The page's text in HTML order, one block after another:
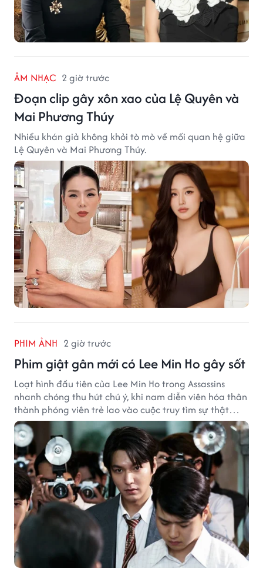
ÂM NHẠC 2 giờ trước
Đoạn clip gây xôn xao của Lệ Quyên và
Mai Phương Thúy
Nhiều khán giả không khỏi tò mò về mối quan hệ giữa
Lệ Quyên và Mai Phương Thúy.
PHIM ẢNH 2 giờ trước
Phim giật gân mới có Lee Min Ho gây sốt
Loạt hình đầu tiên của Lee Min Ho trong Assassins
nhanh chóng thu hút chú ý, khi nam diễn viên hóa thân
thành phóng viên trẻ lao vào cuộc truy tìm sự thật
phía sau một vụ ám sát gây chấn động Hàn Quốc.